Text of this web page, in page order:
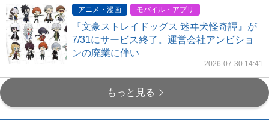
アニメ・漫画 モバイル・アプリ
『文豪ストレイドッグス 迷ヰ犬怪奇譚』が
7/31にサービス終了。運営会社アンビショ
ンの廃業に伴い
2026-07-30 14:41
もっと見る